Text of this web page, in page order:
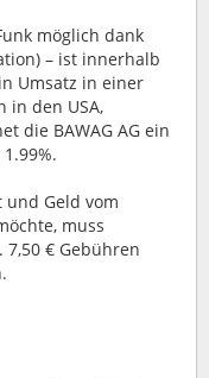
möglich dank
– ist innerhalb
Umsatz in einer
in den USA,
die BAWAG AG ein
Geld vom
muss
€ Gebühren